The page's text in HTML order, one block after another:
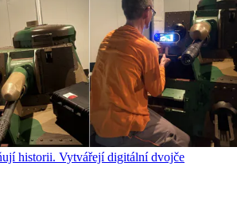
historii. Vytvářejí digitální dvojče